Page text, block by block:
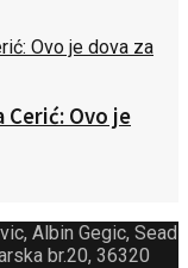
Ovo je
Albin Gegic, Sead
br.20, 36320